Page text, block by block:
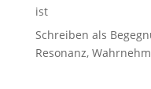
ist
Schreiben als
Resonanz,